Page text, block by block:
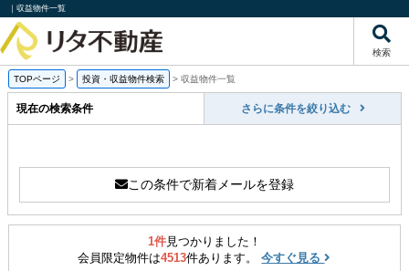
｜収益物件一覧
検索
TOPページ > 投資・収益物件検索 > 収益物件一覧
現在の検索条件 さらに条件を絞り込む
この条件で新着メールを登録
1件見つかりました！
会員限定物件は4513件あります。今すぐ見る